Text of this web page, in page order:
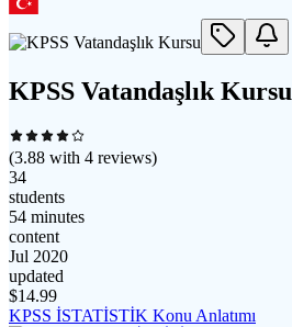
KPSS Vatandaşlık Kursu
(3.88 with 4 reviews)
34
students
54 minutes
content
Jul 2020
updated
$14.99
KPSS İSTATİSTİK Konu Anlatımı